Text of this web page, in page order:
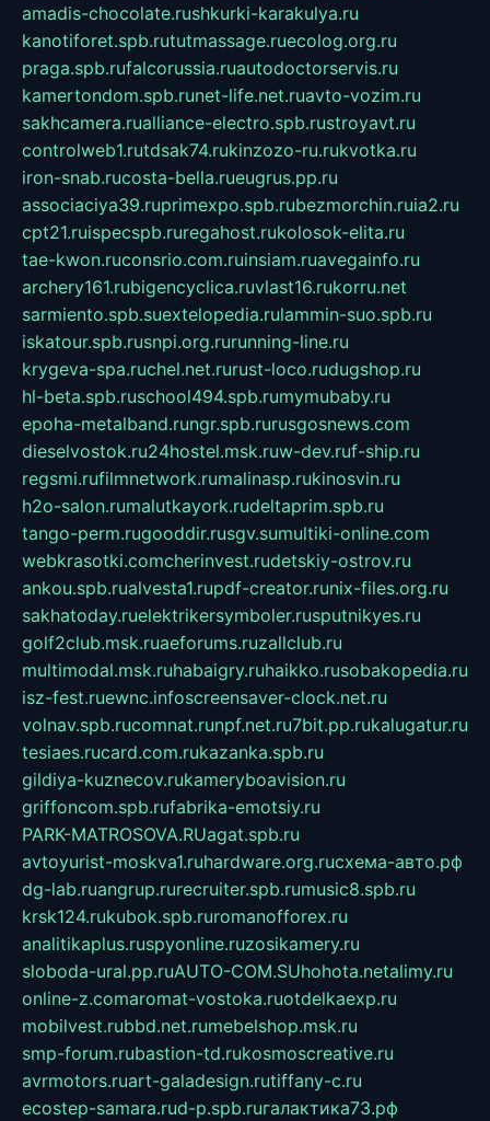
amadis-chocolate.rushkurki-karakulya.ru
kanotiforet.spb.rututmassage.ruecolog.org.ru
praga.spb.rufalcorussia.ruautodoctorservis.ru
kamertondom.spb.runet-life.net.ruavto-vozim.ru
sakhcamera.rualliance-electro.spb.rustroyavt.ru
controlweb1.rutdsak74.rukinzozo-ru.rukvotka.ru
iron-snab.rucosta-bella.rueugrus.pp.ru
associaciya39.ruprimexpo.spb.rubezmorchin.ruia2.ru
cpt21.ruispecspb.ruregahost.rukolosok-elita.ru
tae-kwon.ruconsrio.com.ruinsiam.ruavegainfo.ru
archery161.rubigencyclica.ruvlast16.rukorru.net
sarmiento.spb.suextelopedia.rulammin-suo.spb.ru
iskatour.spb.rusnpi.org.rurunning-line.ru
krygeva-spa.ruchel.net.rurust-loco.rudugshop.ru
hl-beta.spb.ruschool494.spb.rumymubaby.ru
epoha-metalband.rungr.spb.rurusgosnews.com
dieselvostok.ru24hostel.msk.ruw-dev.ruf-ship.ru
regsmi.rufilmnetwork.rumalinasp.rukinosvin.ru
h2o-salon.rumalutkayork.rudeltaprim.spb.ru
tango-perm.rugooddir.rusgv.sumultiki-online.com
webkrasotki.comcherinvest.rudetskiy-ostrov.ru
ankou.spb.rualvesta1.rupdf-creator.runix-files.org.ru
sakhatoday.ruelektrikersymboler.rusputnikyes.ru
golf2club.msk.ruaeforums.ruzallclub.ru
multimodal.msk.ruhabaigry.ruhaikko.rusobakopedia.ru
isz-fest.ruewnc.infoscreensaver-clock.net.ru
volnav.spb.rucomnat.runpf.net.ru7bit.pp.rukalugatur.ru
tesiaes.rucard.com.rukazanka.spb.ru
gildiya-kuznecov.rukameryboavision.ru
griffoncom.spb.rufabrika-emotsiy.ru
PARK-MATROSOVA.RUagat.spb.ru
avtoyurist-moskva1.ruhardware.org.ruсхема-авто.рф
dg-lab.ruangrup.rurecruiter.spb.rumusic8.spb.ru
krsk124.rukubok.spb.ruromanofforex.ru
analitikaplus.ruspyonline.ruzosikamery.ru
sloboda-ural.pp.ruAUTO-COM.SUhohota.netalimy.ru
online-z.comaromat-vostoka.ruotdelkaexp.ru
mobilvest.rubbd.net.rumebelshop.msk.ru
smp-forum.rubastion-td.rukosmoscreative.ru
avrmotors.ruart-galadesign.rutiffany-c.ru
ecostep-samara.rud-p.spb.ruгалактика73.рф